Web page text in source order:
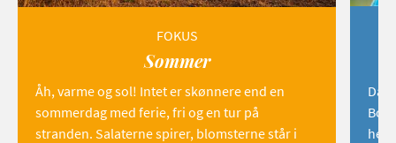
FOKUS
Sommer
Åh, varme og sol! Intet er skønnere end en
sommerdag med ferie, fri og en tur på
stranden. Salaterne spirer, blomsterne står i